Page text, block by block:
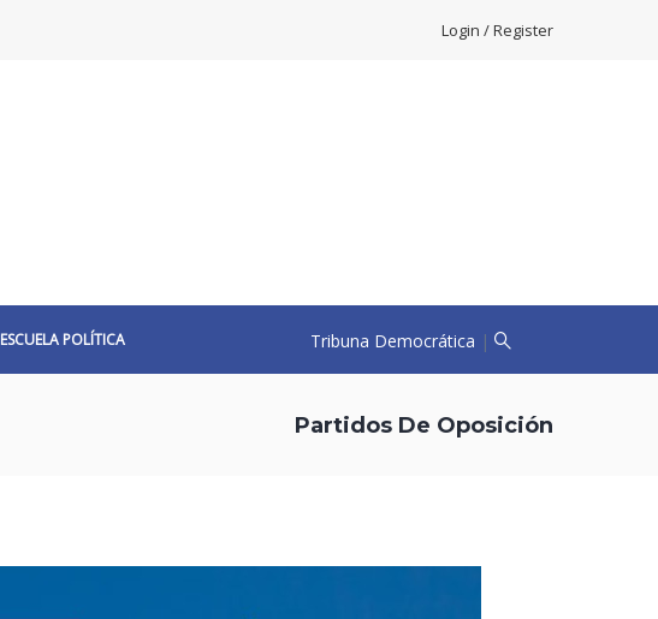
Login / Register
ESCUELA POLÍTICA Tribuna Democrática |
Partidos De Oposición